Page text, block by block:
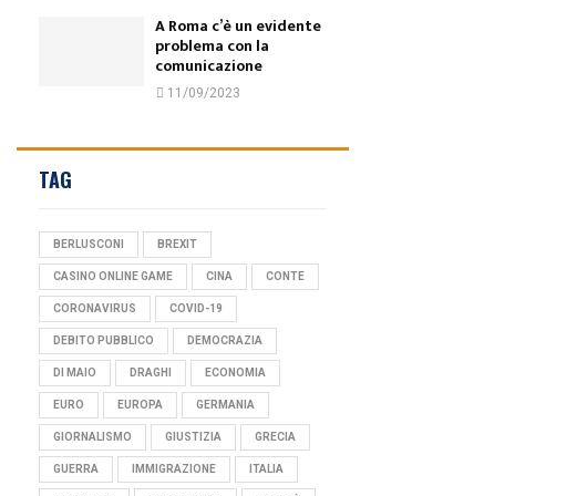
A Roma c’è un evidente
problema con la
comunicazione
11/09/2023
TAG
BERLUSCONI BREXIT
CASINO ONLINE GAME CINA CONTE
CORONAVIRUS COVID-19
DEBITO PUBBLICO DEMOCRAZIA
DI MAIO DRAGHI ECONOMIA
EURO EUROPA GERMANIA
GIORNALISMO GIUSTIZIA GRECIA
GUERRA IMMIGRAZIONE ITALIA